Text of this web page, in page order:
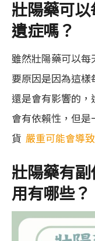
壯陽藥可
遺症嗎？
雖然壯陽藥可以每
要原因是因為這
還是會有影響的
會有依賴性，但
貨 嚴重可能會導
壯陽藥有
用有哪些？